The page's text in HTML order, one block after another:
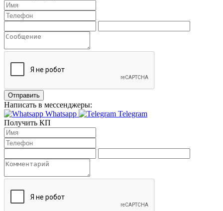
Отправить
Написать в мессенджеры:
Whatsapp
Telegram
Получить КП